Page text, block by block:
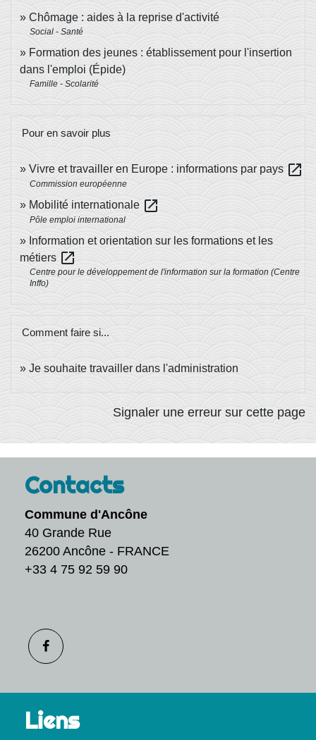
Chômage : aides à la reprise d'activité
Social - Santé
Formation des jeunes : établissement pour l'insertion
dans l'emploi (Épide)
Famille - Scolarité
Pour en savoir plus
Vivre et travailler en Europe : informations par pays open_in_new
Commission européenne
Mobilité internationale open_in_new
Pôle emploi international
Information et orientation sur les formations et les
métiers open_in_new
Centre pour le développement de l'information sur la formation (Centre
Inffo)
Comment faire si...
Je souhaite travailler dans l'administration
Signaler une erreur sur cette page
Contacts
Commune d'Ancône
40 Grande Rue
26200 Ancône - FRANCE
+33 4 75 92 59 90
Liens